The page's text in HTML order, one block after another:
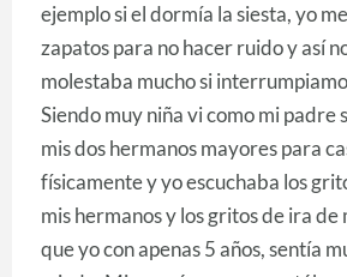
ejemplo si el dormía la siesta, yo
zapatos para no hacer ruido y así
molestaba mucho si
Siendo muy niña vi como mi padre
mis dos hermanos mayores para
físicamente y yo escuchaba los
mis hermanos y los gritos de ira de
que yo con apenas 5 años, sentía